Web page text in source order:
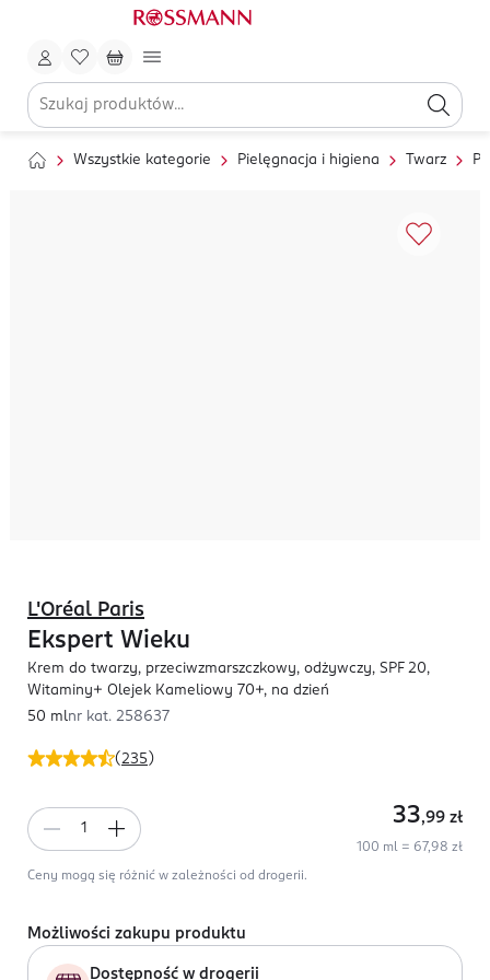
Wszystkie kategorie Pielęgnacja i higiena Twarz
(235 )
L'Oréal Paris
Ekspert Wieku
Krem do twarzy, przeciwzmarszczkowy, odżywczy, SPF 20,
Witaminy+ Olejek Kameliowy 70+, na dzień
50 mlnr kat. 258637
33,99 zł
100 ml = 67,98 zł
Ceny mogą się różnić w zależności od drogerii.
Możliwości zakupu produktu
Dostępność w drogerii